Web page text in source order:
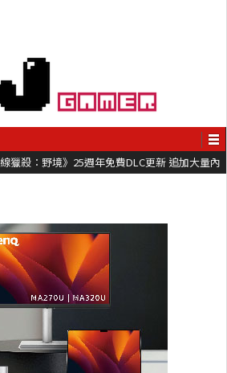
獵殺：野境》25週年免費DLC更新 追加大量內
平價折扣